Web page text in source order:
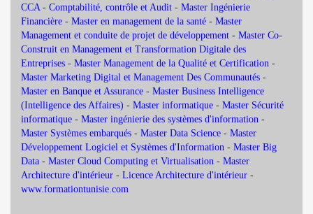
CCA - Comptabilité, contrôle et Audit - Master Ingénierie
Financière - Master en management de la santé - Master
Management et conduite de projet de développement - Master Co-
Construit en Management et Transformation Digitale des
Entreprises - Master Management de la Qualité et Certification -
Master Marketing Digital et Management Des Communautés -
Master en Banque et Assurance - Master Business Intelligence
(Intelligence des Affaires) - Master informatique - Master Sécurité
informatique - Master ingénierie des systèmes d'information -
Master Systèmes embarqués - Master Data Science - Master
Développement Logiciel et Systèmes d'Information - Master Big
Data - Master Cloud Computing et Virtualisation - Master
Architecture d'intérieur - Licence Architecture d'intérieur -
www.formationtunisie.com